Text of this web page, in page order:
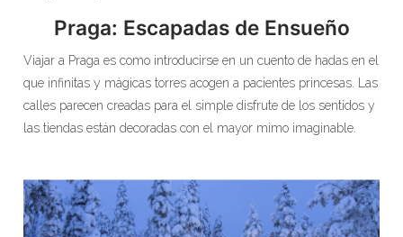
Praga: Escapadas de Ensueño
Viajar a Praga es como introducirse en un cuento de hadas en el
que infinitas y mágicas torres acogen a pacientes princesas. Las
calles parecen creadas para el simple disfrute de los sentidos y
las tiendas están decoradas con el mayor mimo imaginable.